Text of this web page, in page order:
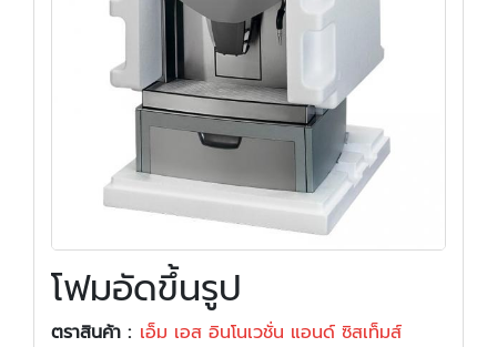
โฟมอัดขึ้นรูป
ตราสินค้า : เอ็ม เอส อินโนเวชั่น แอนด์ ซิสเท็มส์